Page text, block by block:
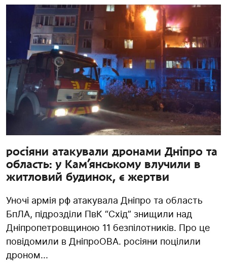
росіяни атакували дронами Дніпро та
область: у Кам’янському влучили в
житловий будинок, є жертви
Уночі армія рф атакувала Дніпро та область
БпЛА, підрозділи ПвК “Схід” знищили над
Дніпропетровщиною 11 безпілотників. Про це
повідомили в ДніпроОВА. росіяни поцілили
дроном...